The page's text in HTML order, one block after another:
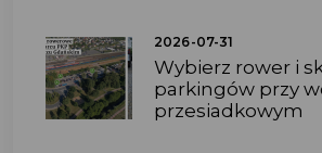
2026-07-31
Wybierz rower i
parkingów przy
przesiadkowym